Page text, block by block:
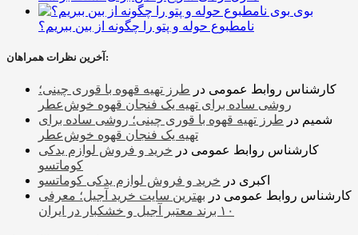
بوی
نامطبوع حوله و پتو را چگونه از بین ببریم؟
آخرین نظرات همراهان:
کارشناس روابط عمومی در طرز تهیه قهوه با قوری چینی؛
روشی ساده برای تهیه یک فنجان قهوه خوش‌عطر
شمیم در طرز تهیه قهوه با قوری چینی؛ روشی ساده برای
تهیه یک فنجان قهوه خوش‌عطر
کارشناس روابط عمومی در خرید و فروش لوازم یدکی
کوماتسو
اکبری در خرید و فروش لوازم یدکی کوماتسو
کارشناس روابط عمومی در بهترین سایت خرید آجیل؛ معرفی
۱۰ برند معتبر آجیل و خشکبار در ایران